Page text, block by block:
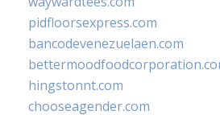
pidfloorsexpress.com
bancodevenezuelaen.com
hingstonnt.com
chooseagender.com